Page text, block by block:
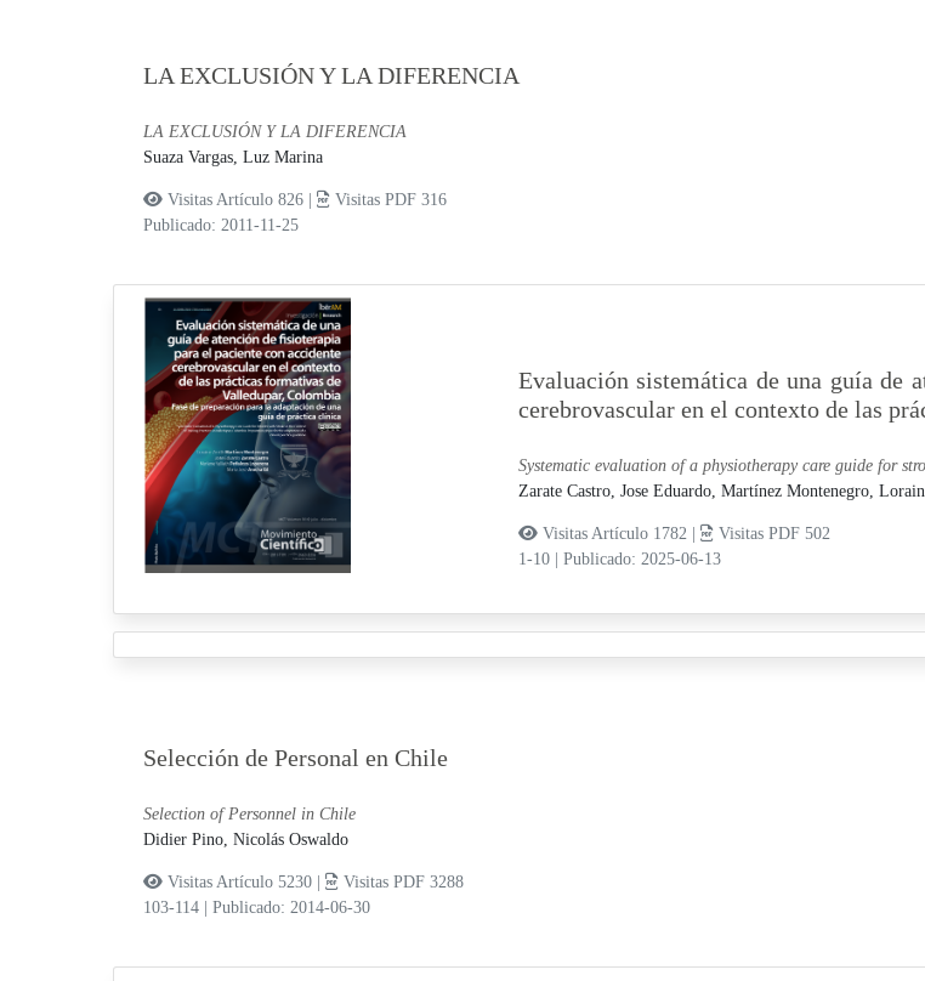
LA EXCLUSIÓN Y LA DIFERENCIA
LA EXCLUSIÓN Y LA DIFERENCIA
Suaza Vargas, Luz Marina
Visitas Artículo 826 |
Visitas PDF 316
Publicado: 2011-11-25
Evaluación sistemática de una guía de
cerebrovascular en el contexto de las
Systematic evaluation of a physiotherapy care guide for
Zarate Castro, Jose Eduardo, Martínez Montenegro,
Visitas Artículo 1782 |
Visitas PDF 502
1-10
Publicado: 2025-06-13
Selección de Personal en Chile
Selection of Personnel in Chile
Didier Pino, Nicolás Oswaldo
Visitas Artículo 5230 |
Visitas PDF 3288
103-114
Publicado: 2014-06-30